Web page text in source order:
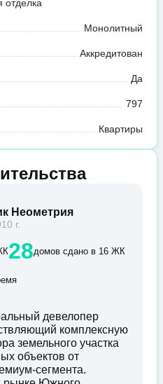
отделка
Монолитный
Аккредитован
Да
797
Квартиры
Неометрия
г.
28домов сдано в 16 ЖК
девелопер
комплексную
земельного участка
объектов от
сегмента.